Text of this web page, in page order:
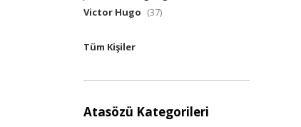
Victor Hugo (37)
Tüm Kişiler
Atasözü Kategorileri